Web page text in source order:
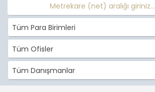
Metrekare (net) aralığı giriniz...
Tüm Para Birimleri
Tüm Ofisler
Tüm Danışmanlar